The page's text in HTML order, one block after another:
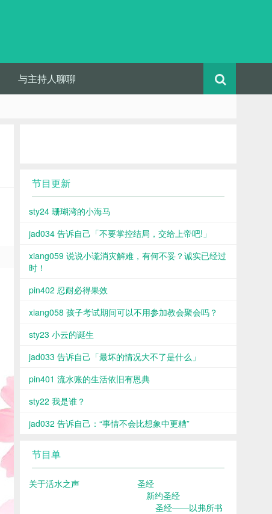
与主持人聊聊
节目更新
sty24 珊瑚湾的小海马
jad034 告诉自己「不要掌控结局，交给上帝吧!」
xiang059 说说小谎消灾解难，有何不妥？诚实已经过
时！
pin402 忍耐必得果效
xiang058 孩子考试期间可以不用参加教会聚会吗？
sty23 小云的诞生
jad033 告诉自己「最坏的情况大不了是什么」
pin401 流水账的生活依旧有恩典
sty22 我是谁？
jad032 告诉自己：“事情不会比想象中更糟”
节目单
关于活水之声
圣经
新约圣经
圣经——以弗所书